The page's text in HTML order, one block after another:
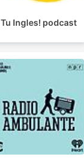
Tu Ingles! podcast